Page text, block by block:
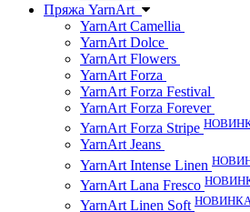
Пряжа YarnArt
YarnArt Camellia
YarnArt Dolce
YarnArt Flowers
YarnArt Forza
YarnArt Forza Festival
YarnArt Forza Forever
YarnArt Forza Stripe
YarnArt Jeans
YarnArt Intense Linen
YarnArt Lana Fresco
YarnArt Linen Soft НОВИНКА